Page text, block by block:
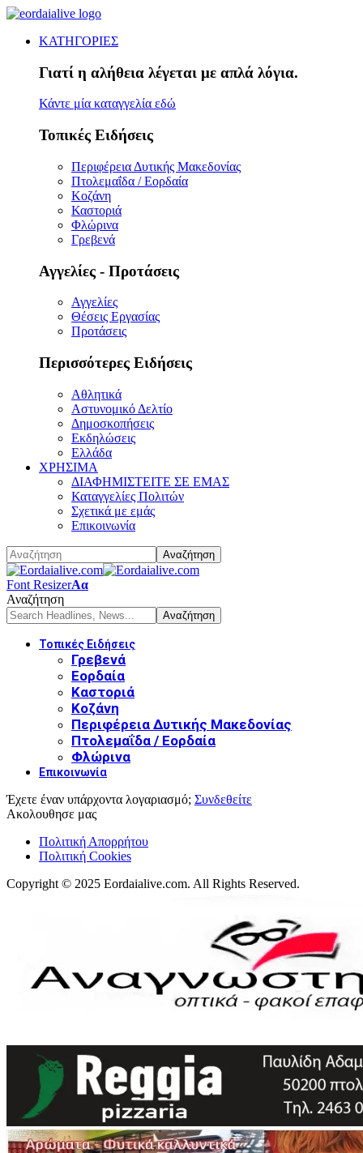
ΚΑΤΗΓΟΡΙΕΣ
Γιατί η αλήθεια λέγεται με απλά λόγια.
Κάντε μία καταγγελία εδώ
Τοπικές Ειδήσεις
Περιφέρεια Δυτικής Μακεδονίας
Πτολεμαΐδα / Εορδαία
Κοζάνη
Καστοριά
Φλώρινα
Γρεβενά
Αγγελίες - Προτάσεις
Αγγελίες
Θέσεις Εργασίας
Προτάσεις
Περισσότερες Ειδήσεις
Αθλητικά
Αστυνομικό Δελτίο
Δημοσκοπήσεις
Εκδηλώσεις
Ελλάδα
ΧΡΗΣΙΜΑ
ΔΙΑΦΗΜΙΣΤΕΙΤΕ ΣΕ ΕΜΑΣ
Καταγγελίες Πολιτών
Σχετικά με εμάς
Επικοινωνία
Font ResizerΑα
Αναζήτηση
Τοπικές Ειδήσεις
Γρεβενά
Εορδαία
Καστοριά
Κοζάνη
Περιφέρεια Δυτικής Μακεδονίας
Πτολεμαΐδα / Εορδαία
Φλώρινα
Επικοινωνία
Έχετε έναν υπάρχοντα λογαριασμό; Συνδεθείτε
Ακολουθησε μας
Πολιτική Απορρήτου
Πολιτική Cookies
Copyright © 2025 Eordaialive.com. All Rights Reserved.